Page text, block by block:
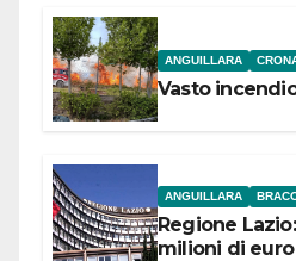
ANGUILLARA
Vasto
ANGUILLARA
Regione
milioni di